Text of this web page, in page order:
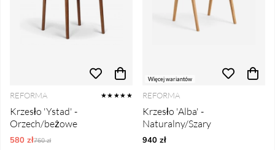
REFORMA ★★★★★
Krzesło 'Ystad' -
Orzech/beżowe
580 złOrdynarne ceny:
760 zł
Więcej wariantów
REFORMA
Krzesło 'Alba' -
Naturalny/Szary
940 zł